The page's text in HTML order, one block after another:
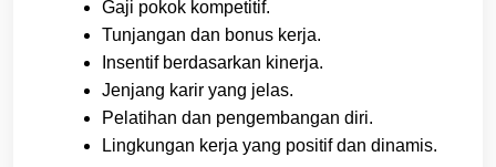
Gaji pokok kompetitif.
Tunjangan dan bonus kerja.
Insentif berdasarkan kinerja.
Jenjang karir yang jelas.
Pelatihan dan pengembangan diri.
Lingkungan kerja yang positif dan dinamis.